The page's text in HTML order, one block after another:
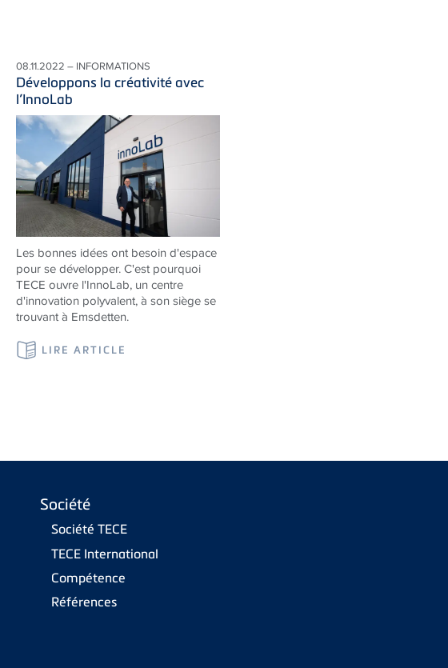
08.11.2022 – INFORMATIONS
Développons la créativité avec
l’InnoLab
Les bonnes idées ont besoin d'espace
pour se développer. C'est pourquoi
TECE ouvre l'InnoLab, un centre
d'innovation polyvalent, à son siège se
trouvant à Emsdetten.
LIRE ARTICLE
Société
Société TECE
TECE International
Compétence
Références